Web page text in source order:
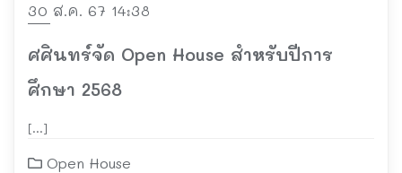
30 ส.ค. 67 14:38
ศศินทร์จัด Open House สำหรับปีการ
ศึกษา 2568
[…]
Open House